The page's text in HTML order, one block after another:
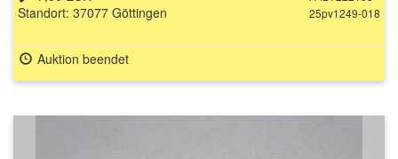
25pv1249-018
Standort: 37077 Göttingen
Auktion beendet